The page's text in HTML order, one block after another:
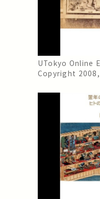
UTokyo Online
Copyright 2008,